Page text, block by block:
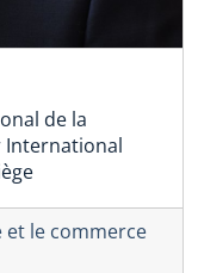
de la
International
le commerce